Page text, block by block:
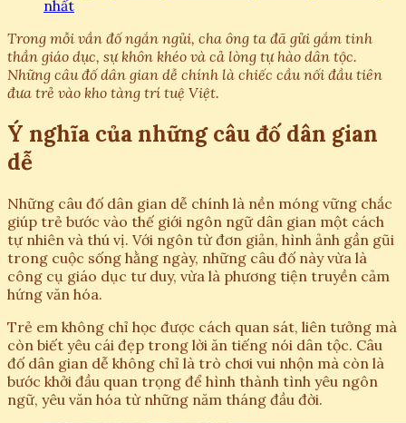
nhất
Trong mỗi vần đố ngắn ngủi, cha ông ta đã gửi gắm tinh
thần giáo dục, sự khôn khéo và cả lòng tự hào dân tộc.
Những câu đố dân gian dễ chính là chiếc cầu nối đầu tiên
đưa trẻ vào kho tàng trí tuệ Việt.
Ý nghĩa của những câu đố dân gian
dễ
Những câu đố dân gian dễ chính là nền móng vững chắc
giúp trẻ bước vào thế giới ngôn ngữ dân gian một cách
tự nhiên và thú vị. Với ngôn từ đơn giản, hình ảnh gần gũi
trong cuộc sống hằng ngày, những câu đố này vừa là
công cụ giáo dục tư duy, vừa là phương tiện truyền cảm
hứng văn hóa.
Trẻ em không chỉ học được cách quan sát, liên tưởng mà
còn biết yêu cái đẹp trong lời ăn tiếng nói dân tộc. Câu
đố dân gian dễ không chỉ là trò chơi vui nhộn mà còn là
bước khởi đầu quan trọng để hình thành tình yêu ngôn
ngữ, yêu văn hóa từ những năm tháng đầu đời.